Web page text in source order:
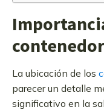
La ubicación de los
parecer un detalle
significativo en la